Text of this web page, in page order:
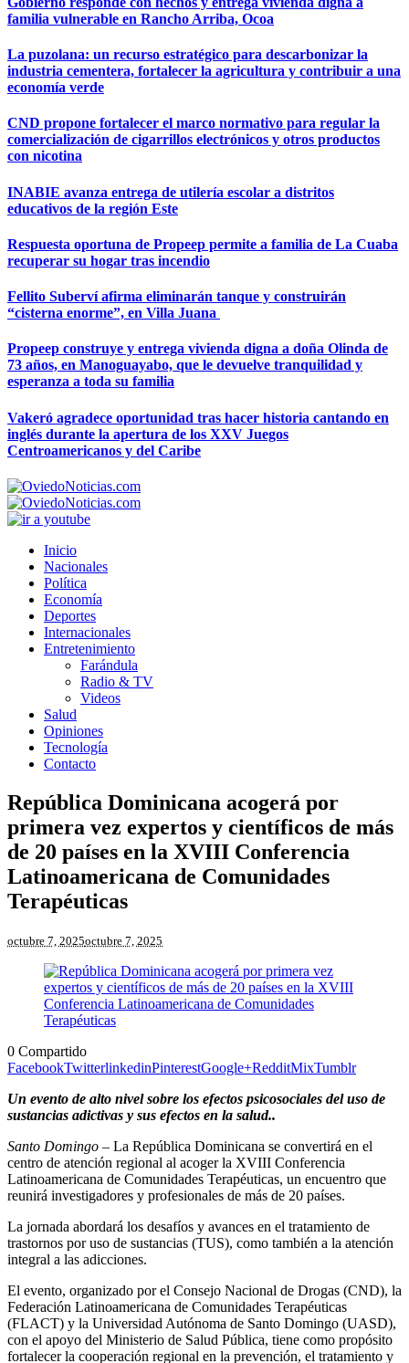
familia vulnerable en Rancho Arriba, Ocoa
La puzolana: un recurso estratégico para descarbonizar la
industria cementera, fortalecer la agricultura y contribuir a una
economía verde
CND propone fortalecer el marco normativo para regular la
comercialización de cigarrillos electrónicos y otros productos
con nicotina
INABIE avanza entrega de utilería escolar a distritos
educativos de la región Este
Respuesta oportuna de Propeep permite a familia de La Cuaba
recuperar su hogar tras incendio
Fellito Suberví afirma eliminarán tanque y construirán
“cisterna enorme”, en Villa Juana
Propeep construye y entrega vivienda digna a doña Olinda de
73 años, en Manoguayabo, que le devuelve tranquilidad y
esperanza a toda su familia
Vakeró agradece oportunidad tras hacer historia cantando en
inglés durante la apertura de los XXV Juegos
Centroamericanos y del Caribe
Inicio
Nacionales
Política
Economía
Deportes
Internacionales
Entretenimiento
Farándula
Radio & TV
Videos
Salud
Opiniones
Tecnología
Contacto
República Dominicana acogerá por
primera vez expertos y científicos de más
de 20 países en la XVIII Conferencia
Latinoamericana de Comunidades
Terapéuticas
octubre 7, 2025octubre 7, 2025
0 Compartido
FacebookTwitterlinkedinPinterestGoogle+RedditMixTumblr
Un evento de alto nivel sobre los efectos psicosociales del uso de
sustancias adictivas y sus efectos en la salud..
Santo Domingo – La República Dominicana se convertirá en el
centro de atención regional al acoger la XVIII Conferencia
Latinoamericana de Comunidades Terapéuticas, un encuentro que
reunirá investigadores y profesionales de más de 20 países.
La jornada abordará los desafíos y avances en el tratamiento de
trastornos por uso de sustancias (TUS), como también a la atención
integral a las adicciones.
El evento, organizado por el Consejo Nacional de Drogas (CND), la
Federación Latinoamericana de Comunidades Terapéuticas
(FLACT) y la Universidad Autónoma de Santo Domingo (UASD),
con el apoyo del Ministerio de Salud Pública, tiene como propósito
fortalecer la cooperación regional en la prevención, el tratamiento y